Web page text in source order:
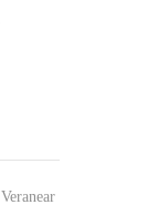
Veranear